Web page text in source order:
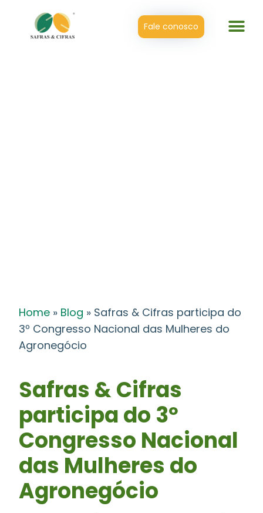
Fale conosco
Home » Blog » Safras & Cifras participa do
3º Congresso Nacional das Mulheres do
Agronegócio
Safras & Cifras
participa do 3º
Congresso Nacional
das Mulheres do
Agronegócio